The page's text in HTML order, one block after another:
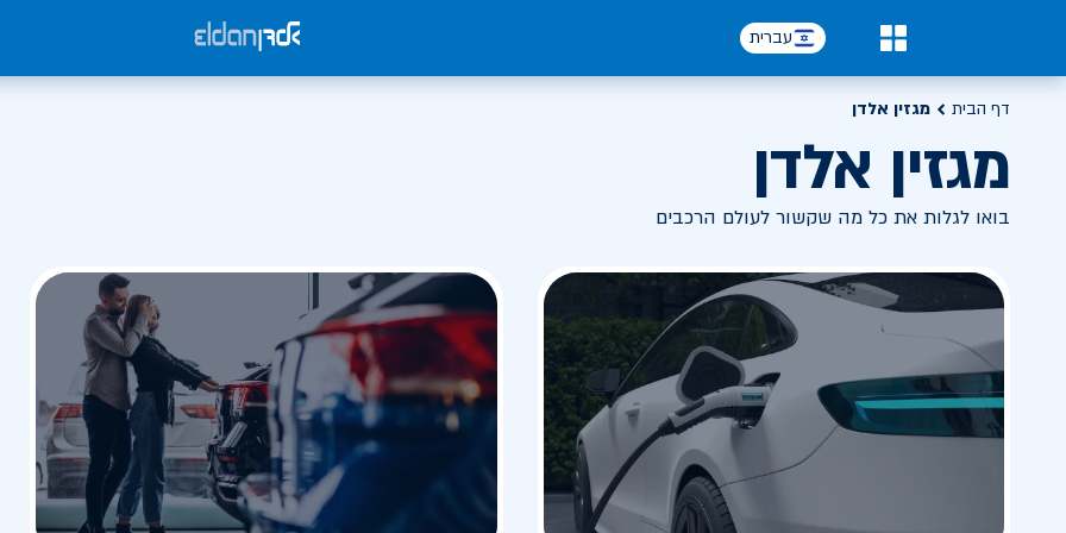
עברית
דף הבית מגזין אלדן
מגזין אלדן
בואו לגלות את כל מה שקשור לעולם הרכבים